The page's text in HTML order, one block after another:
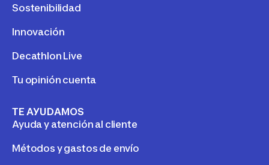
Sostenibilidad
Innovación
Decathlon Live
Tu opinión cuenta
TE AYUDAMOS
Ayuda y atención al cliente
Métodos y gastos de envío